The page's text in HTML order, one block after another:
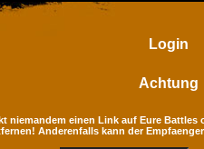
Login
Achtung
niemandem einen Link auf Eure Battles
Anderenfalls kann der